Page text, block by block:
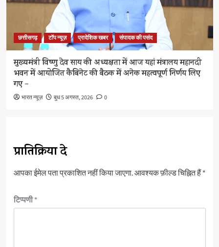
छत्तीसगढ़ टॉप न्यूज़ प्रादेशिक खबर संपादक की पसंद
मुख्यमंत्री विष्णु देव साय की अध्यक्षता में आज यहां मंत्रालय महानदी
भवन में आयोजित कैबिनेट की बैठक में अनेक महत्वपूर्ण निर्णय लिए
गए –
भारत न्यूज़ बुध 5 अगस्त, 2026 0
प्रातिक्रिया दे
आपका ईमेल पता प्रकाशित नहीं किया जाएगा. आवश्यक फ़ील्ड चिह्नित हैं*
टिप्पणी*